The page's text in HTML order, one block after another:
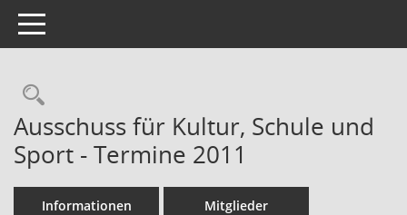
Toggle navigation
Rechercheauswahl
Ausschuss für Kultur, Schule und
Sport - Termine 2011
Informationen Mitglieder